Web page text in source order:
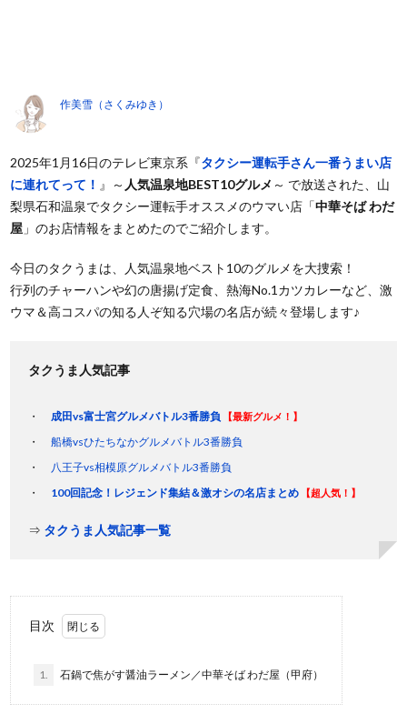
作美雪（さくみゆき）
2025年1月16日のテレビ東京系『タクシー運転手さん一番うまい店
に連れてって！ 』～ 人気温泉地BEST10グルメ ～ で放送された、山
梨県石和温泉でタクシー運転手オススメのウマい店「中華そば わだ
屋 」のお店情報をまとめたのでご紹介します。
今日のタクうまは、人気温泉地ベスト10のグルメを大捜索！
行列のチャーハンや幻の唐揚げ定食、熱海No.1カツカレーなど、激
ウマ＆高コスパの知る人ぞ知る穴場の名店が続々登場します♪
タクうま人気記事
成田vs富士宮グルメバトル3番勝負 【最新グルメ！】
船橋vsひたちなかグルメバトル3番勝負
八王子vs相模原グルメバトル3番勝負
100回記念！レジェンド集結＆激オシの名店まとめ
【超人気！】
⇒ タクうま人気記事一覧
目次
1. 石鍋で焦がす醤油ラーメン／中華そば わだ屋（甲府）